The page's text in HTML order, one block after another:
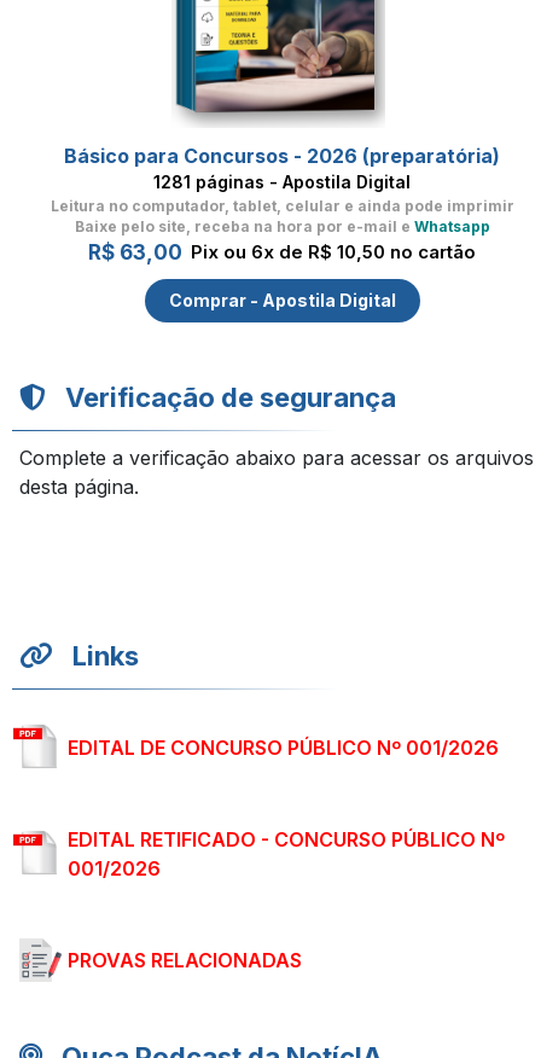
Básico para Concursos - 2026 (preparatória)
1281 páginas - Apostila Digital
Leitura no computador, tablet, celular e ainda pode imprimir
Baixe pelo site, receba na hora por e-mail e Whatsapp
R$ 63,00 Pix ou 6x de R$ 10,50 no cartão
Comprar - Apostila Digital
Verificação de segurança
Complete a verificação abaixo para acessar os arquivos
desta página.
Links
EDITAL DE CONCURSO PÚBLICO Nº 001/2026
EDITAL RETIFICADO - CONCURSO PÚBLICO Nº
001/2026
PROVAS RELACIONADAS